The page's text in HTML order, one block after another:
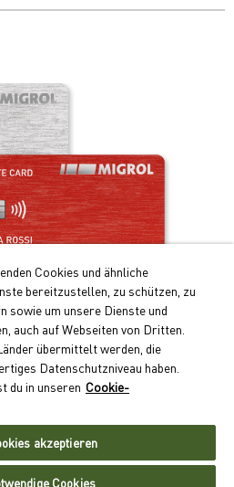
beim Tanken und Laden
Monatsrechnung
schweizweit
Cookies und ähnliche
bereitzustellen, zu schützen, zu
sowie um unsere Dienste und
auch auf Webseiten von Dritten.
übermittelt werden, die
Datenschutzniveau haben.
du in unseren Cookie-
akzeptieren
Cookies